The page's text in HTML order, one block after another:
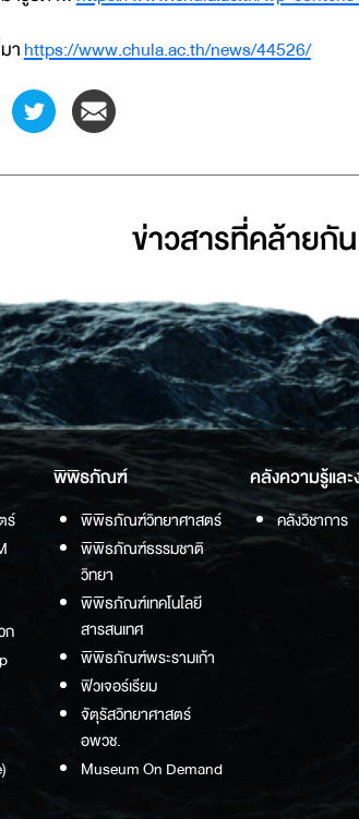
าhttps://www.chula.ac.th/news/44526/
ข่าวสารที่่คล้ายกัน
ร์
ก
พิพิธภัณฑ์
พิพิธภัณฑ์วิทยาศาสตร์
พิพิธภัณฑ์ธรรมชาติ
วิทยา
พิพิธภัณฑ์เทคโนโลยี
สารสนเทศ
พิพิธภัณฑ์พระรามเก้า
ฟิวเจอร์เรียม
จัตุรัสวิทยาศาสตร์
อพวช.
Museum On Demand
คลังความรู้แล
คลังวิชาการ